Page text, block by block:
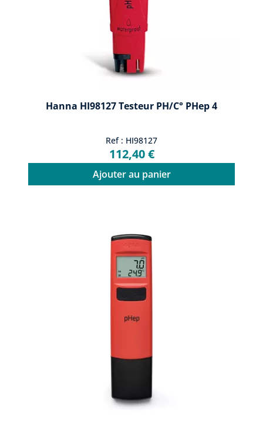
Hanna HI98127 Testeur PH/C° PHep 4
Ref : HI98127
112,40 €
Ajouter au panier